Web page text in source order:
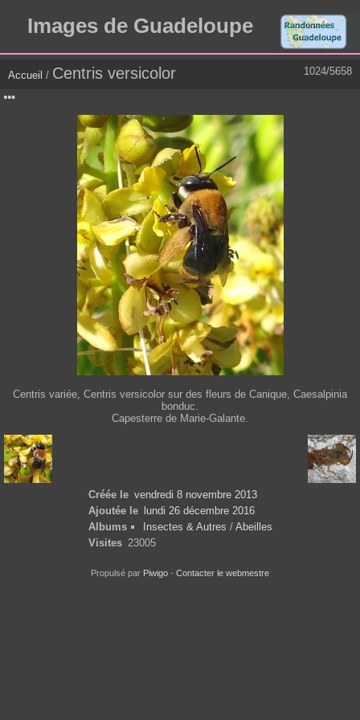
Images de Guadeloupe
1024/5658
Accueil / Centris versicolor
Centris variée, Centris versicolor sur des fleurs de Canique, Caesalpinia
bonduc.
Capesterre de Marie-Galante.
Créée le vendredi 8 novembre 2013
Ajoutée le
lundi 26 décembre 2016
Albums
Insectes & Autres / Abeilles
Visites 23005
Propulsé par Piwigo - Contacter le webmestre